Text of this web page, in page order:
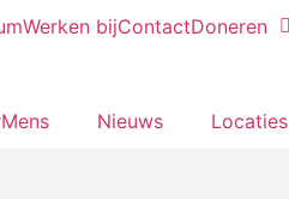
Werken bijContactDoneren
Nieuws Locaties